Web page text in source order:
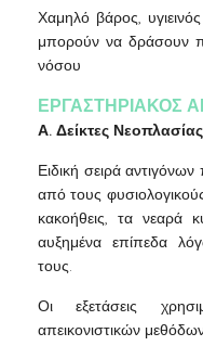
Χαμηλό βάρος,
μπορούν να δράσουν
νόσου
ΕΡΓΑΣΤΗΡΙΑΚΟΣ
Α. Δείκτες
Ειδική σειρά
από τους
κακοήθεις, τα νεαρά
αυξημένα επίπεδα
τους.
Οι εξετάσεις
απεικονιστικών